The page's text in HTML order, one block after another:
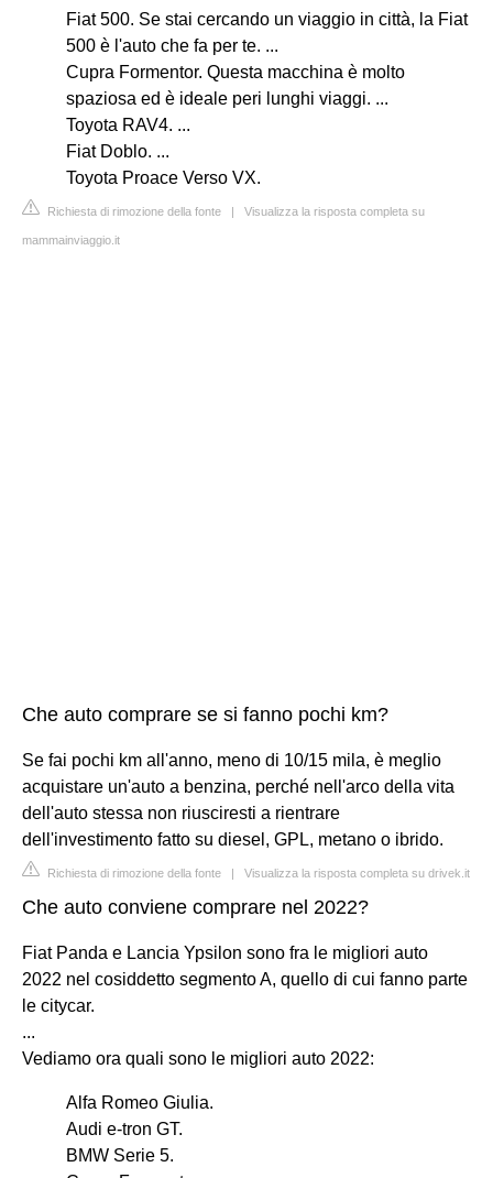
Fiat 500. Se stai cercando un viaggio in città, la Fiat
500 è l'auto che fa per te. ...
Cupra Formentor. Questa macchina è molto
spaziosa ed è ideale peri lunghi viaggi. ...
Toyota RAV4. ...
Fiat Doblo. ...
Toyota Proace Verso VX.
Richiesta di rimozione della fonte | Visualizza la risposta completa su
mammainviaggio.it
Che auto comprare se si fanno pochi km?
Se fai pochi km all'anno, meno di 10/15 mila, è meglio
acquistare un'auto a benzina, perché nell'arco della vita
dell'auto stessa non riusciresti a rientrare
dell'investimento fatto su diesel, GPL, metano o ibrido.
Richiesta di rimozione della fonte | Visualizza la risposta completa su drivek.it
Che auto conviene comprare nel 2022?
Fiat Panda e Lancia Ypsilon sono fra le migliori auto
2022 nel cosiddetto segmento A, quello di cui fanno parte
le citycar.
...
Vediamo ora quali sono le migliori auto 2022:
Alfa Romeo Giulia.
Audi e-tron GT.
BMW Serie 5.